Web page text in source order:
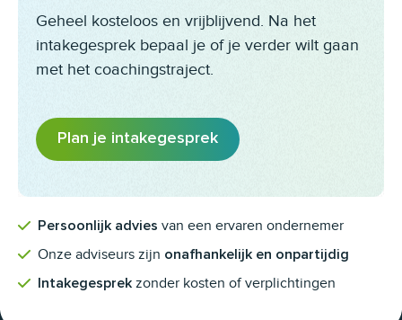
Geheel kosteloos en vrijblijvend. Na het
intakegesprek bepaal je of je verder wilt gaan
met het coachingstraject.
Plan je intakegesprek
Persoonlijk advies van een ervaren ondernemer
Onze adviseurs zijn onafhankelijk en onpartijdig
Intakegesprek zonder kosten of verplichtingen